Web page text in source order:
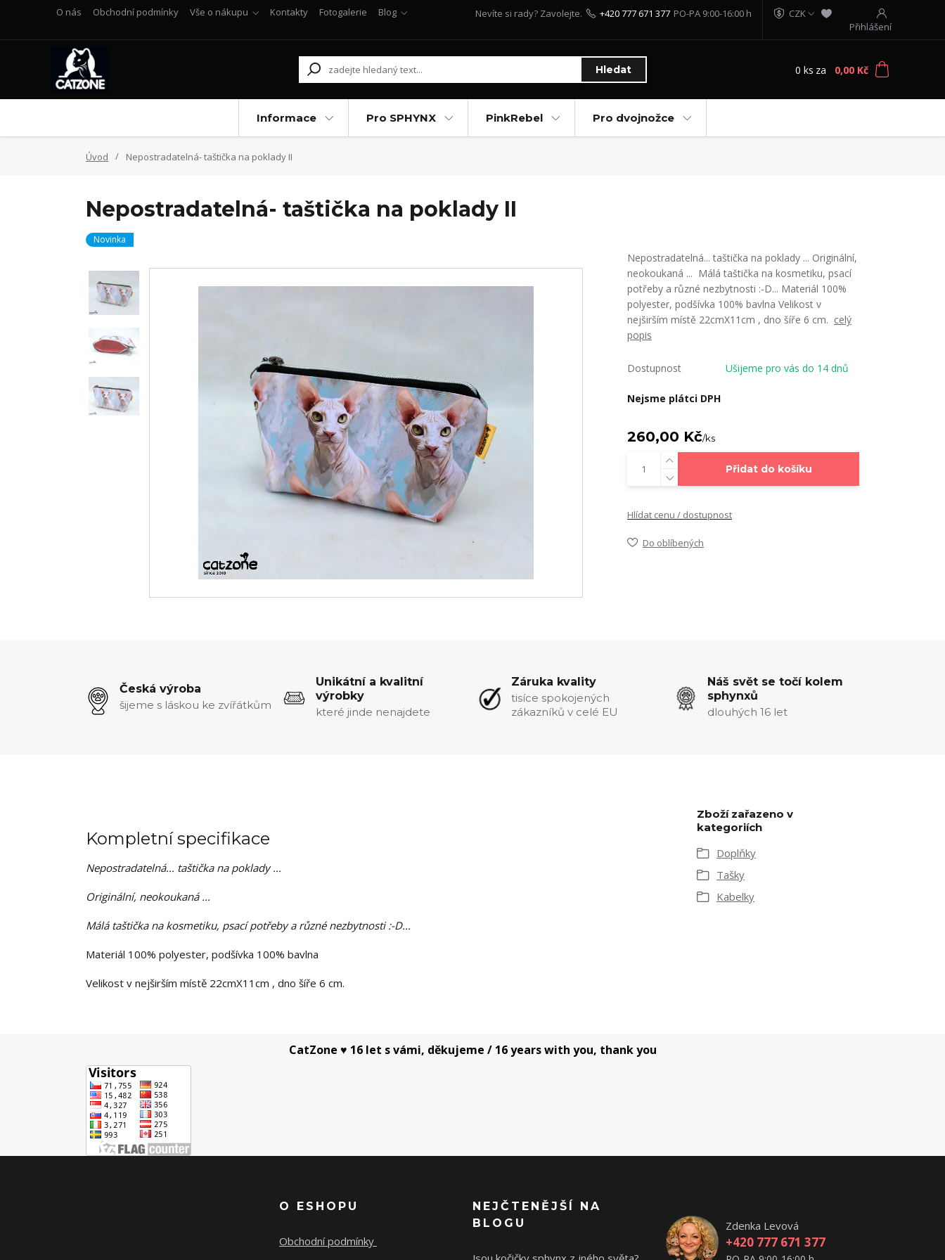
O nás Obchodní podmínky Vše o nákupu Kontakty Fotogalerie Blog
CZK
Přihlášení
Hledat
Nevíte si rady? Zavolejte. +420 777 671 377 PO-PA 9:00-16:00 h
0 ks za 0,00 Kč
Informace Pro SPHYNX PinkRebel Pro dvojnožce
Úvod Nepostradatelná- taštička na poklady II
Nepostradatelná- taštička na poklady II
Novinka
Nepostradatelná... taštička na poklady ... Originální,
neokoukaná ... Málá taštička na kosmetiku, psací
potřeby a různé nezbytnosti :-D... Materiál 100%
polyester, podšívka 100% bavlna Velikost v
nejširším místě 22cmX11cm , dno šíře 6 cm. celý
popis
Dostupnost Ušijeme pro vás do 14 dnů
Nejsme plátci DPH
260,00 Kč/ks
Přidat do košíku
Hlídat cenu / dostupnost
Do oblíbených
Česká výroba
šijeme s láskou ke zvířátkům
Unikátní a kvalitní
výrobky
které jinde nenajdete
Záruka kvality
tisíce spokojených
zákazníků v celé EU
Náš svět se točí kolem
sphynxů
dlouhých 16 let
Kompletní specifikace
Nepostradatelná... taštička na poklady ...
Originální, neokoukaná ...
Málá taštička na kosmetiku, psací potřeby a různé nezbytnosti :-D...
Materiál 100% polyester, podšívka 100% bavlna
Velikost v nejširším místě 22cmX11cm , dno šíře 6 cm.
Zboží zařazeno v
kategoriích
Doplňky
Tašky
Kabelky
CatZone ♥ 16 let s vámi, děkujeme / 16 years with you, thank you
O ESHOPU
Obchodní podmínky
NEJČTENĚJŠÍ NA
BLOGU
Zdenka Levová
+420 777 671 377